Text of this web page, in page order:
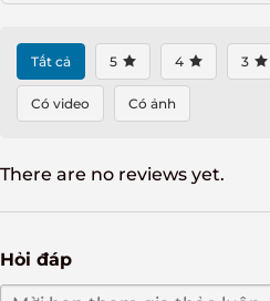
Tất cả 5 4 3
Có video Có ảnh
There are no reviews yet.
Hỏi đáp